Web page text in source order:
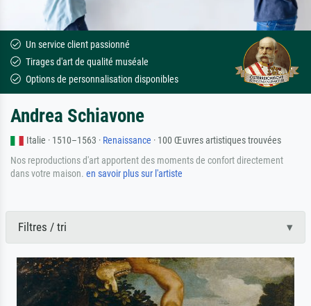
Un service client passionné
Tirages d'art de qualité muséale
Options de personnalisation disponibles
Andrea Schiavone
Italie · 1510–1563 · Renaissance · 100 Œuvres artistiques trouvées
Nos reproductions d'art apportent des moments de confort directement
dans votre maison. en savoir plus sur l'artiste
Filtres / tri